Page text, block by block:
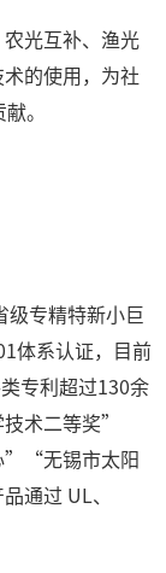
光互补、渔光
的使用，为社
。
专精特新小巨
体系认证，目前
专利超过130余
术二等奖”
”“无锡市太阳
通过 UL、